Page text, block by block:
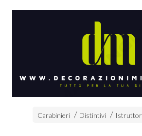
Carabinieri Distintivi